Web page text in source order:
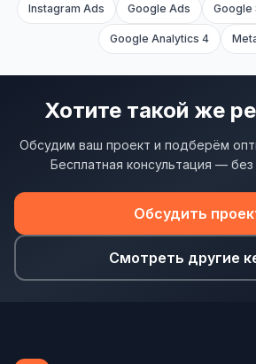
Instagram Ads Google Ads Google
Google Analytics 4
Хотите такой же
Обсудим ваш проект и подберём
Бесплатная консультация — без
Обсудить
Смотреть другие